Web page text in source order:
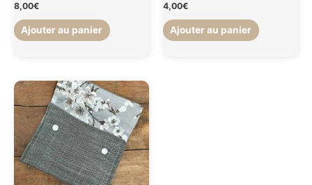
8,00€
Ajouter au panier
4,00€
Ajouter au panier